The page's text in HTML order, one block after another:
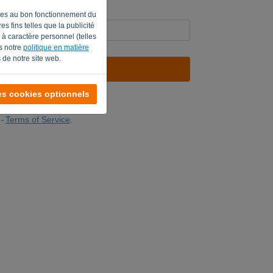
au bon fonctionnement du
fins telles que la publicité
caractère personnel (telles
notre politique en matière
notre site web.
cookies optionnels
- Terms of Service